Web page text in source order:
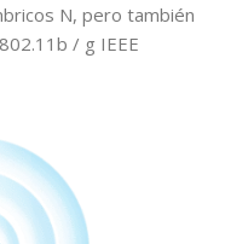
N, pero también
/ g IEEE